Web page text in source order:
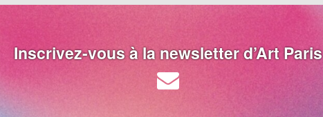
Inscrivez-vous à la newsletter d’Art Paris